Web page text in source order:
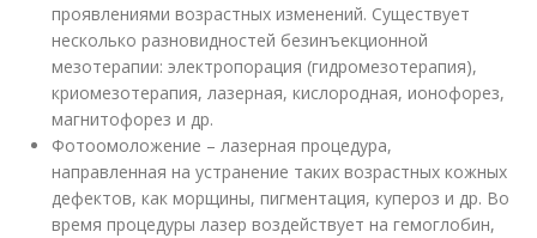
проявлениями возрастных изменений. Существует
несколько разновидностей безинъекционной
мезотерапии: электропорация (гидромезотерапия),
криомезотерапия, лазерная, кислородная, ионофорез,
магнитофорез и др.
Фотоомоложение – лазерная процедура,
направленная на устранение таких возрастных кожных
дефектов, как морщины, пигментация, купероз и др. Во
время процедуры лазер воздействует на гемоглобин,